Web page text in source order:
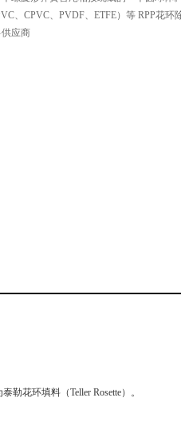
、CPVC、PVDF、ETFE）等 RPP花环
应商
花环填料（Teller Rosette）。